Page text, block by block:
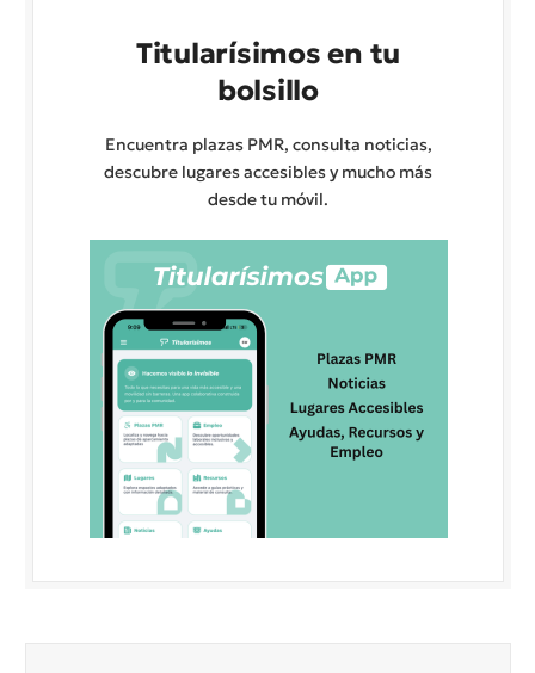
Titularísimos en tu
bolsillo
Encuentra plazas PMR, consulta noticias,
descubre lugares accesibles y mucho más
desde tu móvil.